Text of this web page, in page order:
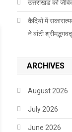
उत्तराखंड को
कैदियों में
ने बांटी
ARCHIVES
August 2026
July 2026
June 2026